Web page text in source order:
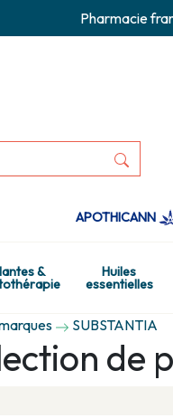
Pharmacie
APOTHICANN
& Huiles
essentielles
SUBSTANTIA
de